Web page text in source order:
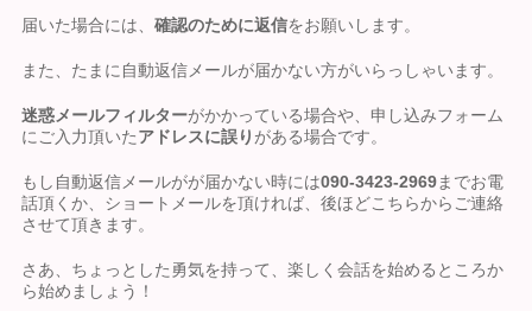
届いた場合には、確認のために返信をお願いします。
また、たまに自動返信メールが届かない方がいらっしゃいます。
迷惑メールフィルターがかかっている場合や、申し込みフォーム
にご入力頂いたアドレスに誤り がある場合です。
もし自動返信メールがが届かない時には090-3423-2969までお電
話頂くか、ショートメールを頂ければ、後ほどこちらからご連絡
させて頂きます。
さあ、ちょっとした勇気を持って、楽しく会話を始めるところか
ら始めましょう！